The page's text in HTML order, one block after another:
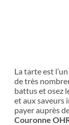
La tarte est
de très
battus et osez
et aux saveurs
payer auprès
Couronne